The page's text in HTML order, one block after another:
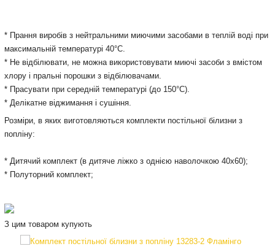
* Прання виробів з нейтральними миючими засобами в теплій воді при
максимальній температурі 40°С.
* Не відбілювати, не можна використовувати миючі засоби з вмістом
хлору і пральні порошки з відбілювачами.
* Прасувати при середній температурі (до 150°С).
* Делікатне віджимання і сушіння.
Розміри, в яких виготовляються комплекти постільної білизни з
попліну:
* Дитячий комплект (в дитяче ліжко з однією наволочкою 40x60);
* Полуторний комплект;
З цим товаром купують